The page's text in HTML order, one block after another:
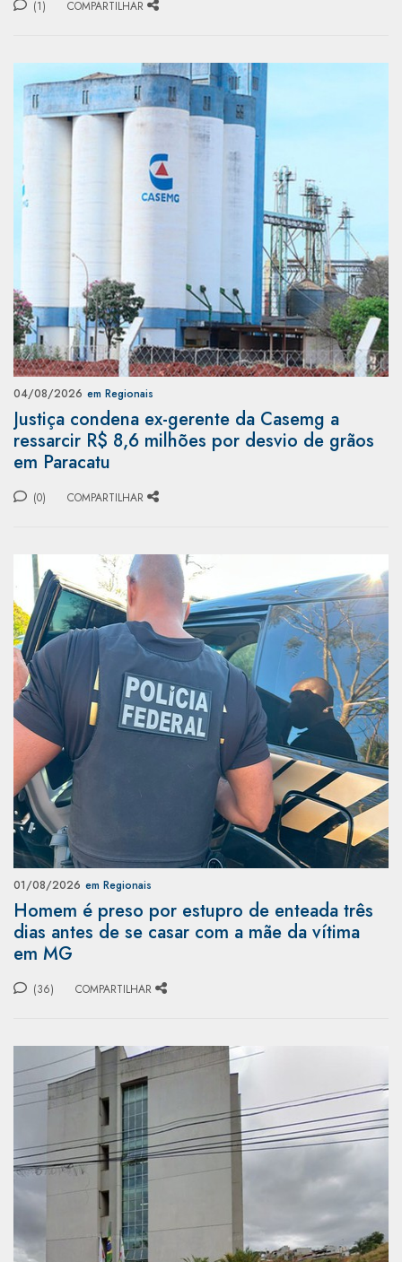
(1) COMPARTILHAR
04/08/2026 em Regionais
Justiça condena ex-gerente da Casemg a
ressarcir R$ 8,6 milhões por desvio de grãos
em Paracatu
(0) COMPARTILHAR
01/08/2026 em Regionais
Homem é preso por estupro de enteada três
dias antes de se casar com a mãe da vítima
em MG
(36) COMPARTILHAR